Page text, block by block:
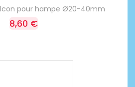
pour hampe Ø20-40mm
8,60 €